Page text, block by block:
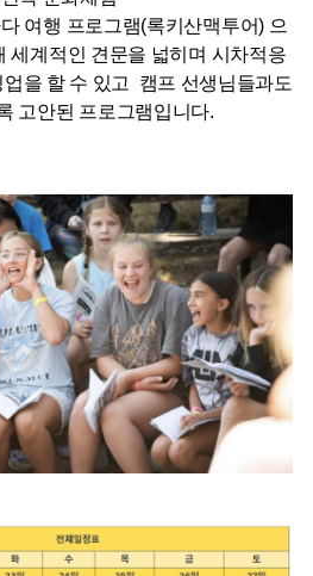
여행 프로그램(록키산맥투어) 으
세계적인 견문을 넓히며 시차적응
을 할 수 있고 캠프 선생님들과도
고안된 프로그램입니다.